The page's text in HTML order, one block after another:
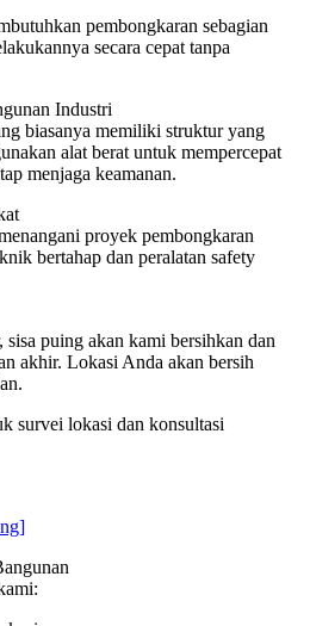
pembongkaran sebagian
secara cepat tanpa
Industri
biasanya memiliki struktur yang
alat berat untuk mempercepat
menjaga keamanan.
proyek pembongkaran
bertahap dan peralatan safety
sisa puing akan kami bersihkan dan
akhir. Lokasi Anda akan bersih
survei lokasi dan konsultasi